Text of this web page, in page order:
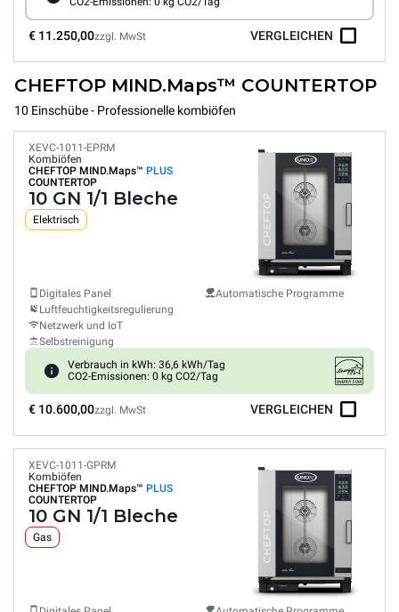
€ 11.250,00zzgl. MwSt VERGLEICHEN
CHEFTOP MIND.Maps™ COUNTERTOP
10 Einschübe - Professionelle kombiöfen
XEVC-1011-EPRM
Kombiöfen
CHEFTOP MIND.Maps™ PLUS
COUNTERTOP
10 GN 1/1 Bleche
Elektrisch
Digitales Panel
Luftfeuchtigkeitsregulierung
Netzwerk und IoT
Selbstreinigung
Automatische Programme
Verbrauch in kWh: 36,6 kWh/Tag
CO2-Emissionen: 0 kg CO2/Tag
€ 10.600,00zzgl. MwSt VERGLEICHEN
XEVC-1011-GPRM
Kombiöfen
CHEFTOP MIND.Maps™ PLUS
COUNTERTOP
10 GN 1/1 Bleche
Gas